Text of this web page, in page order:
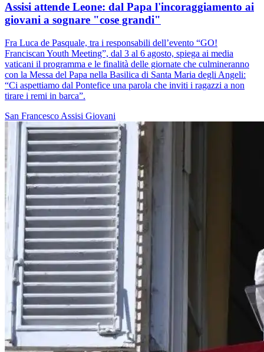
Assisi attende Leone: dal Papa l'incoraggiamento ai
giovani a sognare "cose grandi"
Fra Luca de Pasquale, tra i responsabili dell’evento “GO!
Franciscan Youth Meeting”, dal 3 al 6 agosto, spiega ai media
vaticani il programma e le finalità delle giornate che culmineranno
con la Messa del Papa nella Basilica di Santa Maria degli Angeli:
“Ci aspettiamo dal Pontefice una parola che inviti i ragazzi a non
tirare i remi in barca”.
San Francesco Assisi Giovani